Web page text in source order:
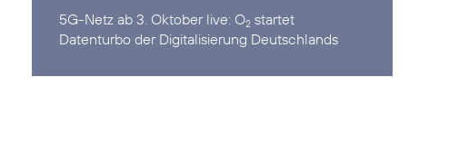
5G-Netz ab 3. Oktober live: O2 startet
Datenturbo der Digitalisierung Deutschlands